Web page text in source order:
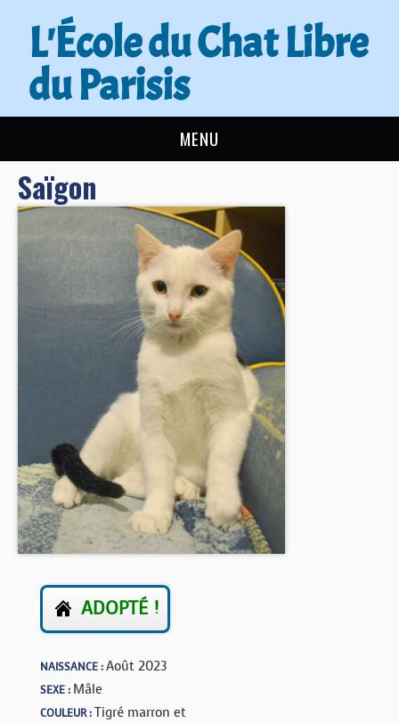
L'École du Chat Libre
du Parisis
MENU
L’ÉCOLE DU CHAT
ACTUALITÉS
ADOPTER
FORUM
Saïgon
ADOPTÉ !
NAISSANCE :Août 2023
SEXE : Mâle
COULEUR :Tigré marron et